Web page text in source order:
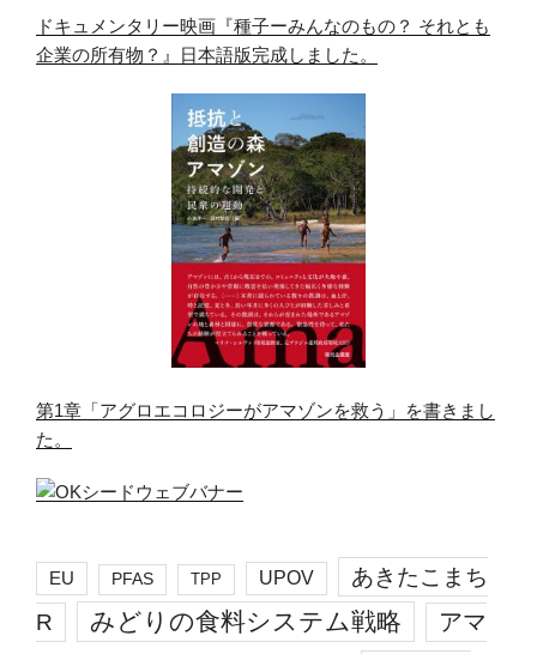
ドキュメンタリー映画『種子ーみんなのもの？ それとも
企業の所有物？』日本語版完成しました。
第1章「アグロエコロジーがアマゾンを救う」を書きまし
た。
EU PFAS TPP UPOV
あきたこまち
R
みどりの食料システム戦略 アマ